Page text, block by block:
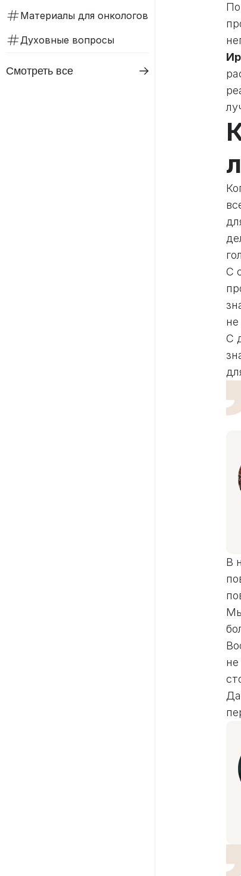
Материалы для онкологов
Духовные вопросы
Смотреть все
С
С
В